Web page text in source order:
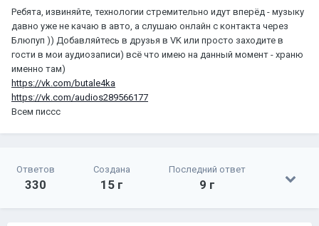
Ребята, извиняйте, технологии стремительно идут вперёд - музыку
давно уже не качаю в авто, а слушаю онлайн с контакта через
Блюпуп )) Добавляйтесь в друзья в VK или просто заходите в
гости в мои аудиозаписи) всё что имею на данный момент - храню
именно там)
https://vk.com/butale4ka
https://vk.com/audios289566177
Всем писсс
Ответов
330
Создана
15 г
Последний ответ
9 г